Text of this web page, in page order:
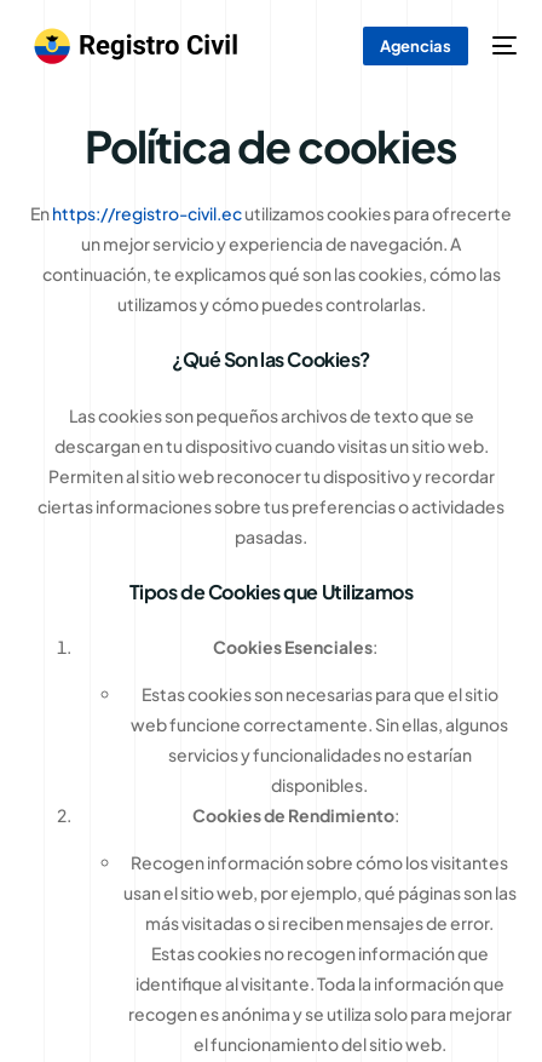
Agencias
Política de cookies
Enhttps://registro-civil.ecutilizamos cookies para ofrecerte
un mejor servicio y experiencia de navegación. A
continuación, te explicamos qué son las cookies, cómo las
utilizamos y cómo puedes controlarlas.
¿Qué Son las Cookies?
Las cookies son pequeños archivos de texto que se
descargan en tu dispositivo cuando visitas un sitio web.
Permiten al sitio web reconocer tu dispositivo y recordar
ciertas informaciones sobre tus preferencias o actividades
pasadas.
Tipos de Cookies que Utilizamos
Cookies Esenciales:
Estas cookies son necesarias para que el sitio
web funcione correctamente. Sin ellas, algunos
servicios y funcionalidades no estarían
disponibles.
Cookies de Rendimiento:
Recogen información sobre cómo los visitantes
usan el sitio web, por ejemplo, qué páginas son las
más visitadas o si reciben mensajes de error.
Estas cookies no recogen información que
identifique al visitante. Toda la información que
recogen es anónima y se utiliza solo para mejorar
el funcionamiento del sitio web.